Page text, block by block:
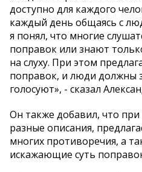
доступно для каждого
каждый день общаясь с
я понял, что многие
поправок или знают
на слуху. При этом
поправок, и люди должны
голосуют», - сказал
Он также добавил, что при
разные описания,
многих противоречия, а
искажающие суть